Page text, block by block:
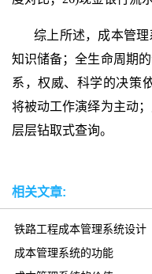
综上所述，成本管
知识储备；全生命周期
系，权威、科学的决策
将被动工作演绎为主动
层层钻取式查询。
相关文章:
铁路工程成本管理系统设计
成本管理系统的功能